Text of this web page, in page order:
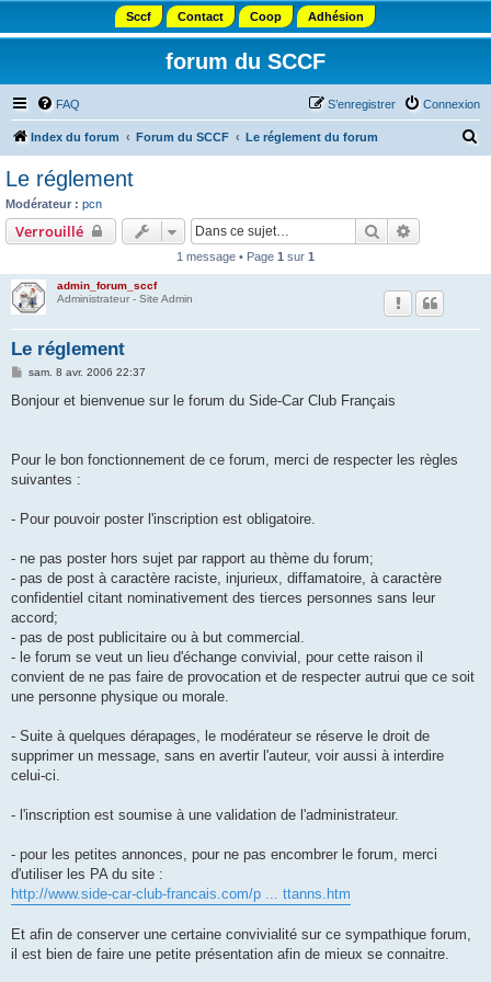
Sccf Contact Coop Adhésion
forum du SCCF
FAQ Connexion
S’enregistrer
Index du forum Forum du SCCF Le réglement du forum
Le réglement
Modérateur : pcn
Verrouillé Rechercher
1 message • Page 1 sur 1
admin_forum_sccf
Administrateur - Site Admin
Le réglement
M
s
sam. 8 avr. 2006 22:37
Bonjour et bienvenue sur le forum du Side-Car Club Français
Pour le bon fonctionnement de ce forum, merci de respecter les règles
suivantes :
- Pour pouvoir poster l'inscription est obligatoire.
- ne pas poster hors sujet par rapport au thème du forum;
- pas de post à caractère raciste, injurieux, diffamatoire, à caractère
confidentiel citant nominativement des tierces personnes sans leur
accord;
- pas de post publicitaire ou à but commercial.
- le forum se veut un lieu d'échange convivial, pour cette raison il
convient de ne pas faire de provocation et de respecter autrui que ce soit
une personne physique ou morale.
- Suite à quelques dérapages, le modérateur se réserve le droit de
supprimer un message, sans en avertir l'auteur, voir aussi à interdire
celui-ci.
- l'inscription est soumise à une validation de l'administrateur.
- pour les petites annonces, pour ne pas encombrer le forum, merci
d'utiliser les PA du site :
http://www.side-car-club-francais.com/p ... ttanns.htm
Et afin de conserver une certaine convivialité sur ce sympathique forum,
il est bien de faire une petite présentation afin de mieux se connaitre.